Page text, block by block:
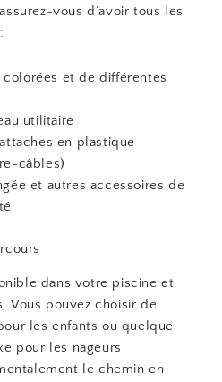
vous d’avoir tous les
et de différentes
utilitaire
en plastique
câbles)
et autres accessoires de
dans votre piscine et
Vous pouvez choisir de
les enfants ou quelque
pour les nageurs
le chemin en